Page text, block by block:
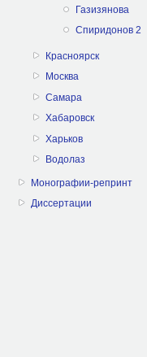
Газизянова
Спиридонов 2
Красноярск
Москва
Самара
Хабаровск
Харьков
Водолаз
Монографии-репринт
Диссертации